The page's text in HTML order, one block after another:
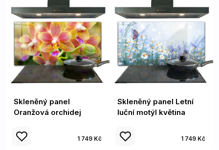
Skleněný panel
Oranžová orchidej
1 749 Kč
Skleněný panel Letní
luční motýl květina
1 749 Kč